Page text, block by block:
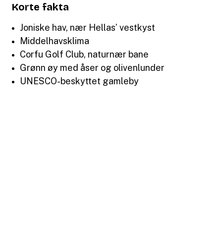
Korte fakta
Joniske hav, nær Hellas’ vestkyst
Middelhavsklima
Corfu Golf Club, naturnær bane
Grønn øy med åser og olivenlunder
UNESCO-beskyttet gamleby